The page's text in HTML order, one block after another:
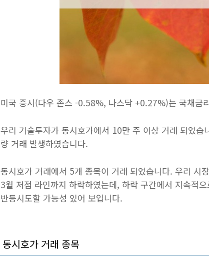
미국 증시(다우 존스 -0.58%, 나스닥 +0.27%)는 국채금
우리 기술투자가 동시호가에서 10만 주 이상 거래 되었
량 거래 발생하였습니다.
동시호가 거래에서 5개 종목이 거래 되었습니다. 우리 시
3월 저점 라인까지 하락하였는데, 하락 구간에서 지속적
반등시도할 가능성 있어 보입니다.
동시호가 거래 종목